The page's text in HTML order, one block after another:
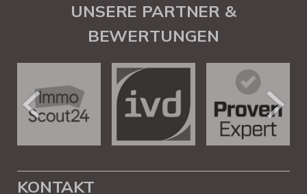
UNSERE PARTNER &
BEWERTUNGEN
KONTAKT